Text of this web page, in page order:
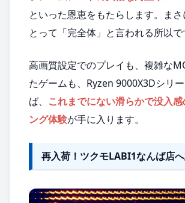
といった恩恵をもたらします。ま
とって「完全体」と言われる所以で
高画質設定でのプレイも、複雑な
たゲームも、Ryzen 9000X3Dシリ
ば、 これまでにない滑らかで没入
ング体験が手に入ります。
再入荷！ツクモLABI1なんば店へ